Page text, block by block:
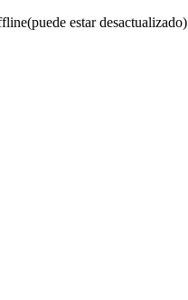
estar desactualizado)